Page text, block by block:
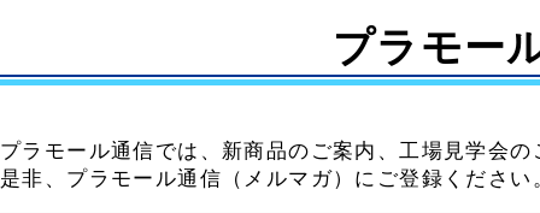
プラモー
プラモール通信では、新商品のご案内、工場見学会
是非、プラモール通信（メルマガ）にご登録ください